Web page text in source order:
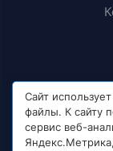
Сайт
файлы. К сайту
сервис веб-
Яндекс.Метрика,